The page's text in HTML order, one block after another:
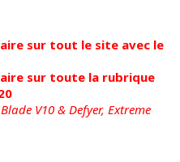
sur tout le site avec le
sur toute la rubrique
V10 & Defyer, Extreme